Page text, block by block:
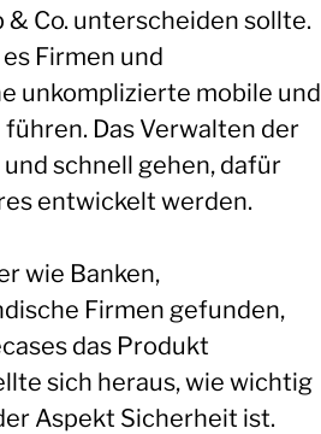
Co. unterscheiden sollte.
Firmen und
unkomplizierte mobile und
Das Verwalten der
schnell gehen, dafür
entwickelt werden.
wie Banken,
Firmen gefunden,
das Produkt
sich heraus, wie wichtig
Aspekt Sicherheit ist.